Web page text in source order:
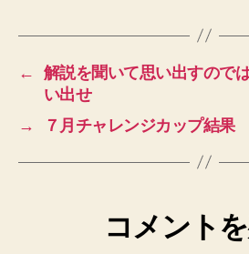
←
解説を聞いて思い出すので
い出せ
→
７月チャレンジカップ結果
コメント